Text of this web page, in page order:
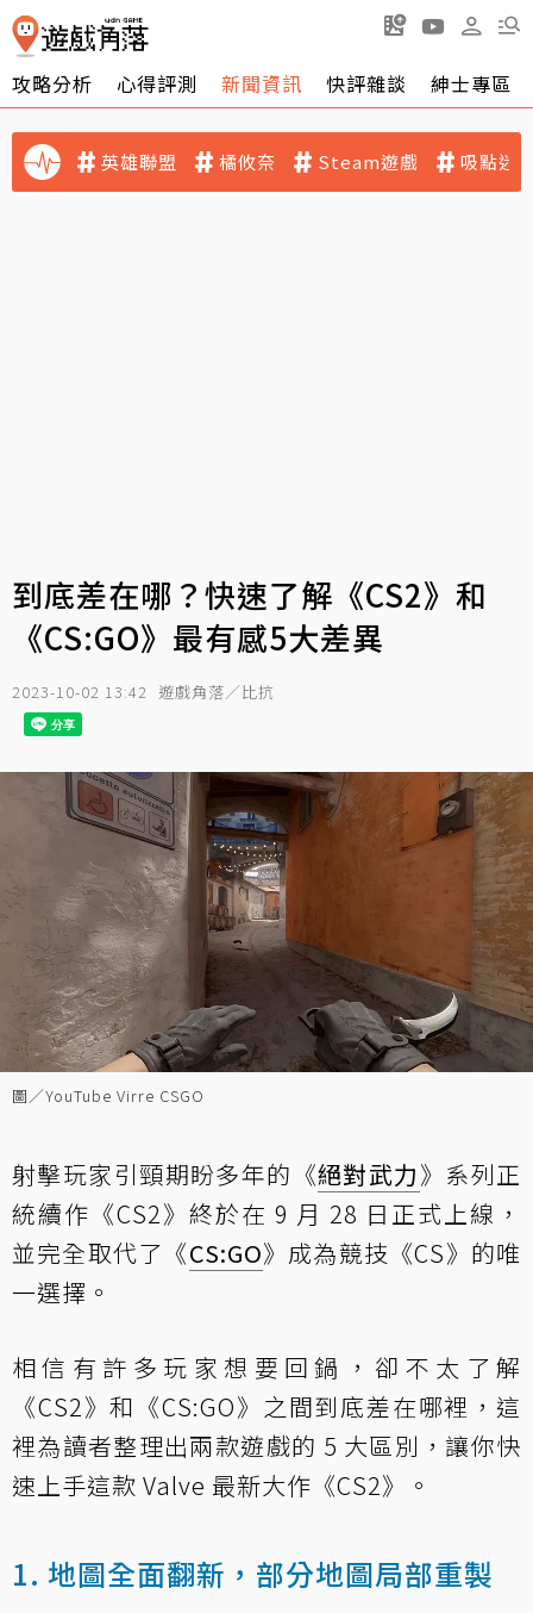
攻略分析 心得評測 新聞資訊 快評雜談 紳士專區
英雄聯盟 橘攸奈 Steam遊戲 吸點迷
到底差在哪？快速了解《CS2》和
《CS:GO》最有感5大差異
2023-10-02 13:42 遊戲角落／比抗
圖／YouTube Virre CSGO
射擊玩家引頸期盼多年的《絕對武力》系列正
統續作《CS2》終於在 9 月 28 日正式上線，
並完全取代了《CS:GO》成為競技《CS》的唯
一選擇。
相信有許多玩家想要回鍋，卻不太了解
《CS2》和《CS:GO》之間到底差在哪裡，這
裡為讀者整理出兩款遊戲的 5 大區別，讓你快
速上手這款 Valve 最新大作《CS2》。
1. 地圖全面翻新，部分地圖局部重製